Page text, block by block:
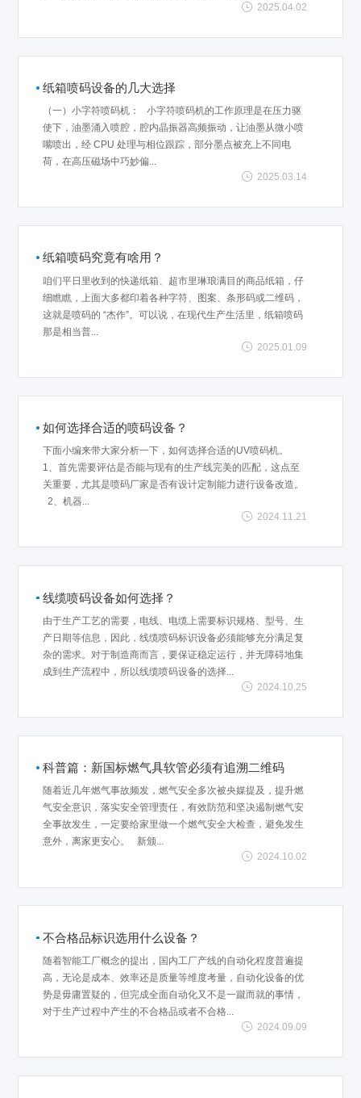
2025.04.02
纸箱喷码设备的几大选择
（一）小字符喷码机： 小字符喷码机的工作原理是在压力驱
使下，油墨涌入喷腔，腔内晶振器高频振动，让油墨从微小喷
嘴喷出，经 CPU 处理与相位跟踪，部分墨点被充上不同电
荷，在高压磁场中巧妙偏...
2025.03.14
纸箱喷码究竟有啥用？
咱们平日里收到的快递纸箱、超市里琳琅满目的商品纸箱，仔
细瞧瞧，上面大多都印着各种字符、图案、条形码或二维码，
这就是喷码的 “杰作”。可以说，在现代生产生活里，纸箱喷码
那是相当普...
2025.01.09
如何选择合适的喷码设备？
下面小编来带大家分析一下，如何选择合适的UV喷码机。
1、首先需要评估是否能与现有的生产线完美的匹配，这点至
关重要，尤其是喷码厂家是否有设计定制能力进行设备改造。
2、机器...
2024.11.21
线缆喷码设备如何选择？
由于生产工艺的需要，电线、电缆上需要标识规格、型号、生
产日期等信息，因此，线缆喷码标识设备必须能够充分满足复
杂的需求。对于制造商而言，要保证稳定运行，并无障碍地集
成到生产流程中，所以线缆喷码设备的选择...
2024.10.25
科普篇：新国标燃气具软管必须有追溯二维码
随着近几年燃气事故频发，燃气安全多次被央媒提及，提升燃
气安全意识，落实安全管理责任，有效防范和坚决遏制燃气安
全事故发生，一定要给家里做一个燃气安全大检查，避免发生
意外，离家更安心。 新颁...
2024.10.02
不合格品标识选用什么设备？
随着智能工厂概念的提出，国内工厂产线的自动化程度普遍提
高，无论是成本、效率还是质量等维度考量，自动化设备的优
势是毋庸置疑的，但完成全面自动化又不是一蹴而就的事情，
对于生产过程中产生的不合格品或者不合格...
2024.09.09